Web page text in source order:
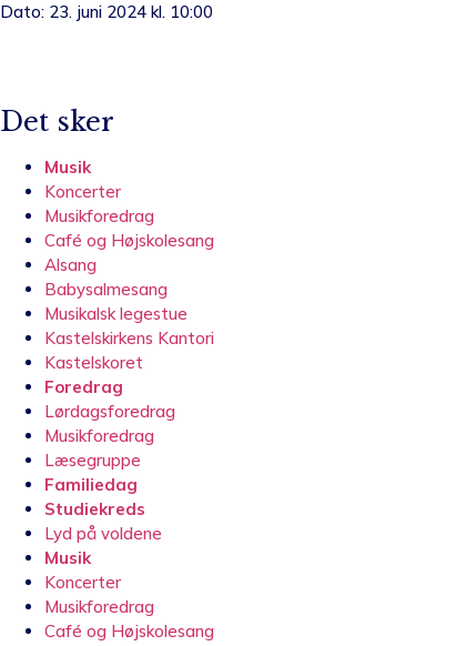
Dato: 23. juni 2024 kl. 10:00
Det sker
Musik
Koncerter
Musikforedrag
Café og Højskolesang
Alsang
Babysalmesang
Musikalsk legestue
Kastelskirkens Kantori
Kastelskoret
Foredrag
Lørdagsforedrag
Musikforedrag
Læsegruppe
Familiedag
Studiekreds
Lyd på voldene
Musik
Koncerter
Musikforedrag
Café og Højskolesang